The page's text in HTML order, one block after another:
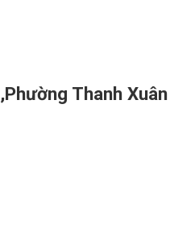
Thanh